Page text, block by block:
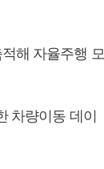
해 자율주행 모
차량이동 데이